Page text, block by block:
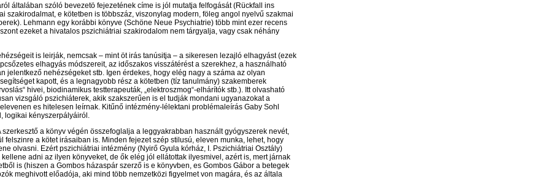
általában szóló bevezetö fejezetének címe is jól mutatja felfogását (Rückfall ins
e kötetben is többszáz, viszonylag modern, föleg angol nyelvű szakmai
Lehmann egy korábbi könyve (Schöne Neue Psychiatrie) több mint ezer recens
ezeket a hivatalos pszichiátriai szakirodalom nem tárgyalja, vagy csak néhány
is leirják, nemcsak – mint öt irás tanúsitja – a sikeresen lezajló elhagyást (ezek
elhagyás módszereit, az időszakos visszátérést a szerekhez, a használható
nehézségeket stb. Igen érdekes, hogy elég nagy a száma az olyan
kapott, és a legnagyobb rész a kötetben (tíz tanulmány) szakemberek
hivei, biodinamikus testterapeuták, „elektroszmog“-elhárítók stb.). Itt olvasható
vizsgáló pszichiáterek, akik szakszerűen is el tudják mondani ugyanazokat a
es hitelesen leírnak. Kitűnő intézmény-lélektani problémaleírás Gaby Sohl
logikai kényszerpályáiról.
a könyv végén összefoglalja a leggyakrabban használt gyógyszerek nevét,
a kötet irásaiban is. Minden fejezet szép stilusú, eleven munka, lehet, hogy
olvasni. Ezért pszichiátriai intézmény (Nyirő Gyula kórház, I. Pszichiátriai Osztály)
adni az ilyen könyveket, de ők elég jól ellátottak ilyesmivel, azért is, mert járnak
is (hiszen a Gombos házaspár szerző is e könyvben, es Gombos Gábor a betegek
meghivott előadója, aki mind több nemzetközi figyelmet von magára, és az általa